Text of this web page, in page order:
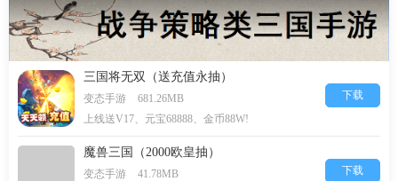
三国将无双（送充值永抽）
变态手游
681.26MB
上线送V17、元宝68888、金币88W!
下载
魔兽三国（2000欧皇抽）
变态手游
41.78MB
下载